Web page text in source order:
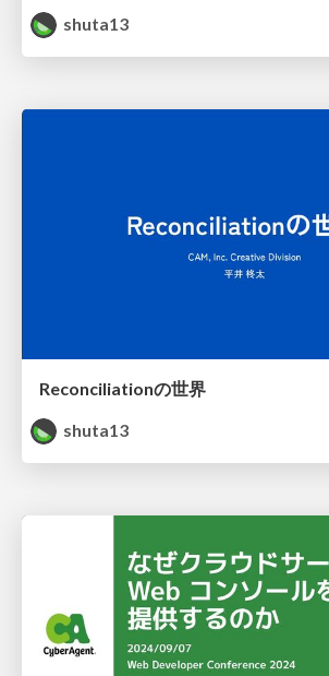
shuta13
Reconciliationの世界
shuta13